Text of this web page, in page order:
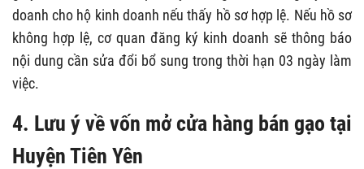
doanh cho hộ kinh doanh nếu thấy hồ sơ hợp lệ. Nếu hồ sơ
không hợp lệ, cơ quan đăng ký kinh doanh sẽ thông báo
nội dung cần sửa đổi bổ sung trong thời hạn 03 ngày làm
việc.
4. Lưu ý về vốn mở cửa hàng bán gạo tại
Huyện Tiên Yên